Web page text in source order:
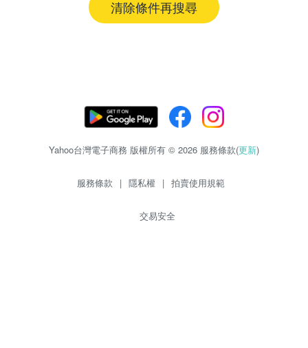
清除條件再搜尋
Yahoo台灣電子商務 版權所有 © 2026 服務條款(更新)
服務條款 | 隱私權 | 拍賣使用規範
交易安全